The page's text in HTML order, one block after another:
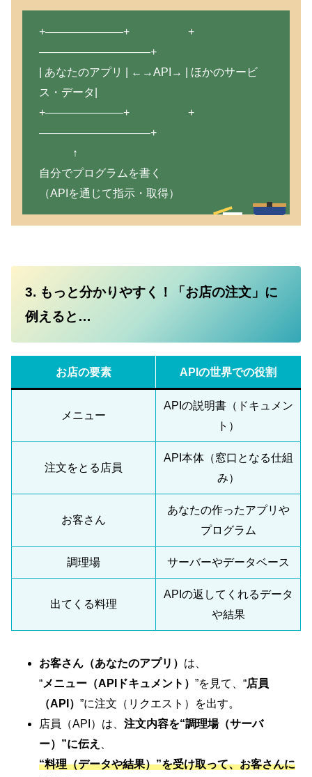
+———————+ +
——————————+
| あなたのアプリ | ←→API→ | ほかのサービ
ス・データ|
+———————+ +
——————————+
↑
自分でプログラムを書く
（APIを通じて指示・取得）
3. もっと分かりやすく！「お店の注文」に
例えると…
お店の要素 APIの世界での役割
メニュー
APIの説明書（ドキュメン
ト）
注文をとる店員
API本体（窓口となる仕組
み）
お客さん
あなたの作ったアプリや
プログラム
調理場 サーバーやデータベース
出てくる料理
APIの返してくれるデータ
や結果
お客さん（あなたのアプリ） は、
“メニュー（APIドキュメント） ”を見て、“店員
（API） ”に注文（リクエスト）を出す。
店員（API）は、 注文内容を“調理場（サーバ
ー）”に伝え
“料理（データや結果）”を受け取って、お客さんに